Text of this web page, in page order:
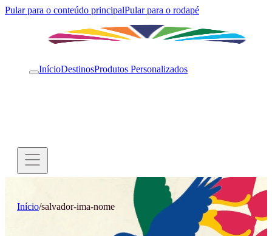
Pular para o conteúdo principalPular para o rodapé
InícioDestinosProdutos Personalizados
Início/salvador-ima-nome